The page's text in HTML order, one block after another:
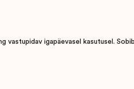
vastupidav igapäevasel kasutusel.